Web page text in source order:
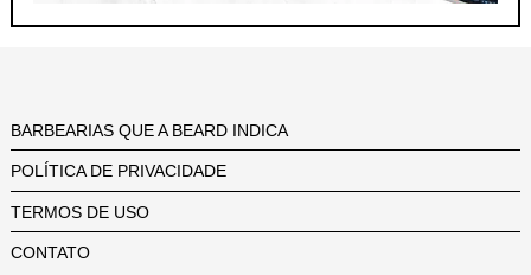
BARBEARIAS QUE A BEARD INDICA
POLÍTICA DE PRIVACIDADE
TERMOS DE USO
CONTATO